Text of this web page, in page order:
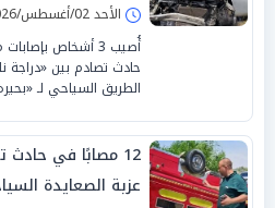
الأحد 02/أغسطس/2026 - 02:03 م
أُصيب 3 أشخاص
حادث تصادم بين «دراجة
الطريق السياحي لـ
12 مصابًا في
عزبة الصعايدة